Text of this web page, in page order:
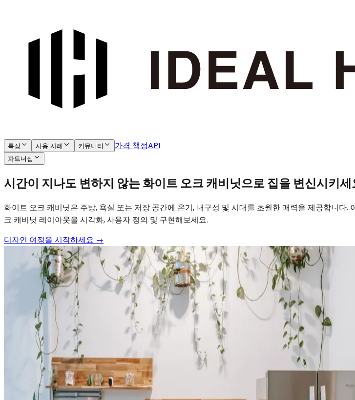
특징 사용 사례 커뮤니티 가격 책정API
파트너십
시간이 지나도 변하지 않는 화이트 오크 캐비닛으로 집을 변신시키세
화이트 오크 캐비닛은 주방, 욕실 또는 저장 공간에 온기, 내구성 및 시대를 초월한 매력을 제공합니
크 캐비닛 레이아웃을 시각화, 사용자 정의 및 구현해보세요.
디자인 여정을 시작하세요 →